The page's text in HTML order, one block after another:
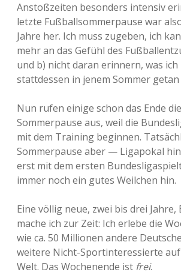
Anstoßzeiten besonders intensiv
letzte Fußballsommerpause war
Jahre her. Ich muss zugeben, ich
mehr an das Gefühl des
und b) nicht daran erinnern, was
stattdessen in jenem Sommer getan
Nun rufen einige schon das Ende
Sommerpause aus, weil die
mit dem Training beginnen.
Sommerpause aber — Ligapokal
erst mit dem ersten
immer noch ein gutes Weilchen hin.
Eine völlig neue, zwei bis drei
mache ich zur Zeit: Ich erlebe die
wie ca. 50 Millionen andere
weitere Nicht-Sportinteressierte
Welt. Das Wochenende ist frei.